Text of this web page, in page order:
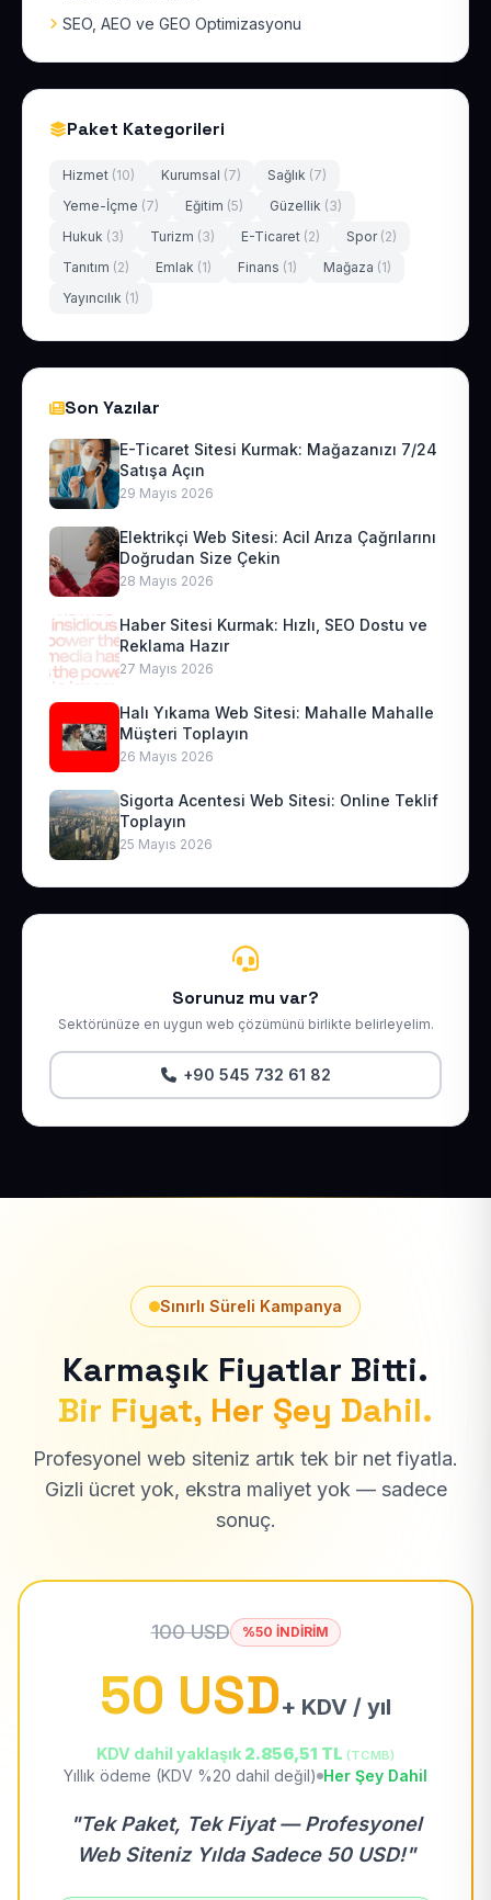
SEO, AEO ve GEO Optimizasyonu
Paket Kategorileri
Hizmet (10) Kurumsal (7) Sağlık (7)
Yeme-İçme (7) Eğitim (5) Güzellik (3)
Hukuk (3) Turizm (3) E-Ticaret (2) Spor (2)
Tanıtım (2) Emlak (1) Finans (1) Mağaza (1)
Yayıncılık (1)
Son Yazılar
E-Ticaret Sitesi Kurmak: Mağazanızı 7/24
Satışa Açın
29 Mayıs 2026
Elektrikçi Web Sitesi: Acil Arıza Çağrılarını
Doğrudan Size Çekin
28 Mayıs 2026
Haber Sitesi Kurmak: Hızlı, SEO Dostu ve
Reklama Hazır
27 Mayıs 2026
Halı Yıkama Web Sitesi: Mahalle Mahalle
Müşteri Toplayın
26 Mayıs 2026
Sigorta Acentesi Web Sitesi: Online Teklif
Toplayın
25 Mayıs 2026
Sorunuz mu var?
Sektörünüze en uygun web çözümünü birlikte belirleyelim.
+90 545 732 61 82
Sınırlı Süreli Kampanya
Karmaşık Fiyatlar Bitti.
Bir Fiyat, Her Şey Dahil.
Profesyonel web siteniz artık tek bir net fiyatla.
Gizli ücret yok, ekstra maliyet yok — sadece
sonuç.
100 USD %50 İNDİRİM
50 USD+ KDV / yıl
KDV dahil yaklaşık 2.856,51 TL (TCMB)
Yıllık ödeme (KDV %20 dahil değil) Her Şey Dahil
"Tek Paket, Tek Fiyat — Profesyonel
Web Siteniz Yılda Sadece 50 USD!"